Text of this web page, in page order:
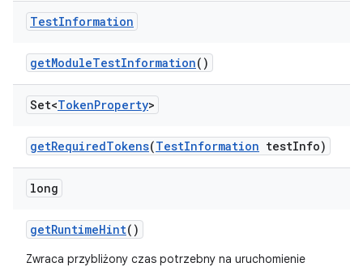
TestInformation
getModuleTestInformation()
Set<TokenProperty>
getRequiredTokens(TestInformation testInfo)
long
getRuntimeHint()
Zwraca przybliżony czas potrzebny na uruchomienie